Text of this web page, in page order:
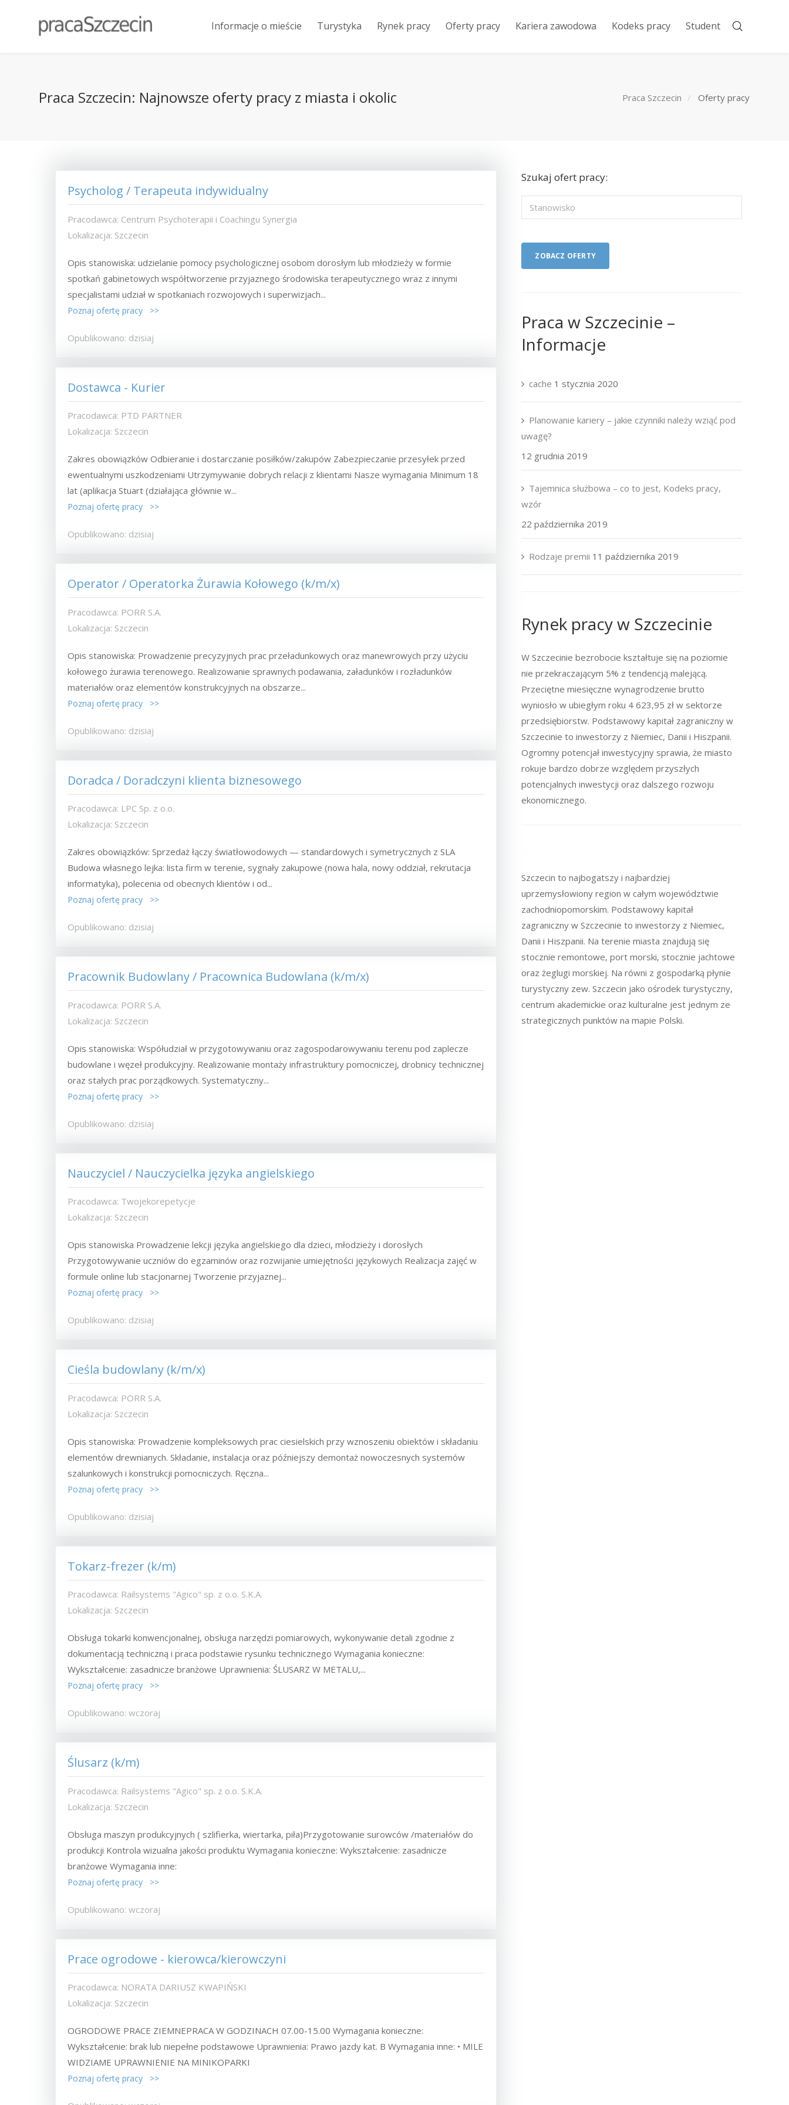
Informacje o mieście Turystyka Rynek pracy Oferty pracy Kariera zawodowa Kodeks pracy Student
Praca Szczecin: Najnowsze oferty pracy z miasta i okolic Praca Szczecin Oferty pracy
Psycholog / Terapeuta indywidualny
Pracodawca: Centrum Psychoterapii i Coachingu Synergia
Lokalizacja: Szczecin
Opis stanowiska: udzielanie pomocy psychologicznej osobom dorosłym lub młodzieży w formie
spotkań gabinetowych współtworzenie przyjaznego środowiska terapeutycznego wraz z innymi
specjalistami udział w spotkaniach rozwojowych i superwizjach...
Poznaj ofertę pracy >>
Opublikowano: dzisiaj
Dostawca - Kurier
Pracodawca: PTD PARTNER
Lokalizacja: Szczecin
Zakres obowiązków Odbieranie i dostarczanie posiłków/zakupów Zabezpieczanie przesyłek przed
ewentualnymi uszkodzeniami Utrzymywanie dobrych relacji z klientami Nasze wymagania Minimum 18
lat (aplikacja Stuart (działająca głównie w...
Poznaj ofertę pracy >>
Opublikowano: dzisiaj
Operator / Operatorka Żurawia Kołowego (k/m/x)
Pracodawca: PORR S.A.
Lokalizacja: Szczecin
Opis stanowiska: Prowadzenie precyzyjnych prac przeładunkowych oraz manewrowych przy użyciu
kołowego żurawia terenowego. Realizowanie sprawnych podawania, załadunków i rozładunków
materiałów oraz elementów konstrukcyjnych na obszarze...
Poznaj ofertę pracy >>
Opublikowano: dzisiaj
Doradca / Doradczyni klienta biznesowego
Pracodawca: LPC Sp. z o.o.
Lokalizacja: Szczecin
Zakres obowiązków: Sprzedaż łączy światłowodowych — standardowych i symetrycznych z SLA
Budowa własnego lejka: lista firm w terenie, sygnały zakupowe (nowa hala, nowy oddział, rekrutacja
informatyka), polecenia od obecnych klientów i od...
Poznaj ofertę pracy >>
Opublikowano: dzisiaj
Pracownik Budowlany / Pracownica Budowlana (k/m/x)
Pracodawca: PORR S.A.
Lokalizacja: Szczecin
Opis stanowiska: Współudział w przygotowywaniu oraz zagospodarowywaniu terenu pod zaplecze
budowlane i węzeł produkcyjny. Realizowanie montaży infrastruktury pomocniczej, drobnicy technicznej
oraz stałych prac porządkowych. Systematyczny...
Poznaj ofertę pracy >>
Opublikowano: dzisiaj
Nauczyciel / Nauczycielka języka angielskiego
Pracodawca: Twojekorepetycje
Lokalizacja: Szczecin
Opis stanowiska Prowadzenie lekcji języka angielskiego dla dzieci, młodzieży i dorosłych
Przygotowywanie uczniów do egzaminów oraz rozwijanie umiejętności językowych Realizacja zajęć w
formule online lub stacjonarnej Tworzenie przyjaznej...
Poznaj ofertę pracy >>
Opublikowano: dzisiaj
Cieśla budowlany (k/m/x)
Pracodawca: PORR S.A.
Lokalizacja: Szczecin
Opis stanowiska: Prowadzenie kompleksowych prac ciesielskich przy wznoszeniu obiektów i składaniu
elementów drewnianych. Składanie, instalacja oraz późniejszy demontaż nowoczesnych systemów
szalunkowych i konstrukcji pomocniczych. Ręczna...
Poznaj ofertę pracy >>
Opublikowano: dzisiaj
Tokarz-frezer (k/m)
Pracodawca: Railsystems "Agico" sp. z o.o. S.K.A.
Lokalizacja: Szczecin
Obsługa tokarki konwencjonalnej, obsługa narzędzi pomiarowych, wykonywanie detali zgodnie z
dokumentacją techniczną i praca podstawie rysunku technicznego Wymagania konieczne:
Wykształcenie: zasadnicze branżowe Uprawnienia: ŚLUSARZ W METALU,...
Poznaj ofertę pracy >>
Opublikowano: wczoraj
Ślusarz (k/m)
Pracodawca: Railsystems "Agico" sp. z o.o. S.K.A.
Lokalizacja: Szczecin
Obsługa maszyn produkcyjnych ( szlifierka, wiertarka, piła)Przygotowanie surowców /materiałów do
produkcji Kontrola wizualna jakości produktu Wymagania konieczne: Wykształcenie: zasadnicze
branżowe Wymagania inne:
Poznaj ofertę pracy >>
Opublikowano: wczoraj
Prace ogrodowe - kierowca/kierowczyni
Pracodawca: NORATA DARIUSZ KWAPIŃSKI
Lokalizacja: Szczecin
OGRODOWE PRACE ZIEMNEPRACA W GODZINACH 07.00-15.00 Wymagania konieczne:
Wykształcenie: brak lub niepełne podstawowe Uprawnienia: Prawo jazdy kat. B Wymagania inne: • MILE
WIDZIAME UPRAWNIENIE NA MINIKOPARKI
Poznaj ofertę pracy >>
Szukaj ofert pracy:
Praca w Szczecinie –
Informacje
cache 1 stycznia 2020
Planowanie kariery – jakie czynniki należy wziąć pod
uwagę?
12 grudnia 2019
Tajemnica służbowa – co to jest, Kodeks pracy,
wzór
22 października 2019
Rodzaje premii 11 października 2019
Rynek pracy w Szczecinie
W Szczecinie bezrobocie kształtuje się na poziomie
nie przekraczającym 5% z tendencją malejącą.
Przeciętne miesięczne wynagrodzenie brutto
wyniosło w ubiegłym roku 4 623,95 zł w sektorze
przedsiębiorstw. Podstawowy kapitał zagraniczny w
Szczecinie to inwestorzy z Niemiec, Danii i Hiszpanii.
Ogromny potencjał inwestycyjny sprawia, że miasto
rokuje bardzo dobrze względem przyszłych
potencjalnych inwestycji oraz dalszego rozwoju
ekonomicznego.
Szczecin to najbogatszy i najbardziej
uprzemysłowiony region w całym województwie
zachodniopomorskim. Podstawowy kapitał
zagraniczny w Szczecinie to inwestorzy z Niemiec,
Danii i Hiszpanii. Na terenie miasta znajdują się
stocznie remontowe, port morski, stocznie jachtowe
oraz żeglugi morskiej. Na równi z gospodarką płynie
turystyczny zew. Szczecin jako ośrodek turystyczny,
centrum akademickie oraz kulturalne jest jednym ze
strategicznych punktów na mapie Polski.